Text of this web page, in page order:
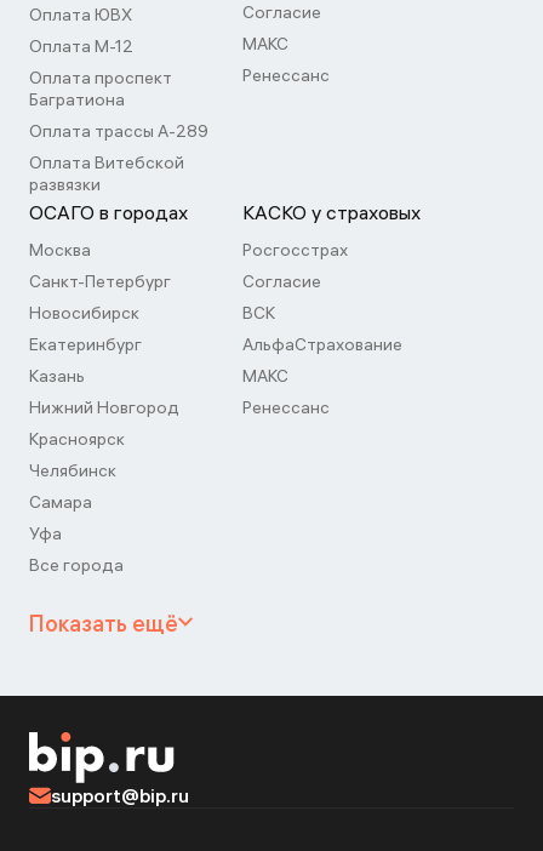
Оплата ЮВХ
Оплата М-12
Оплата проспект
Багратиона
Оплата трассы А-289
Оплата Витебской
развязки
Согласие
МАКС
Ренессанс
ОСАГО в городах
Москва
Санкт-Петербург
Новосибирск
Екатеринбург
Казань
Нижний Новгород
Красноярск
Челябинск
Самара
Уфа
Все города
КАСКО у страховых
Росгосстрах
Согласие
ВСК
АльфаСтрахование
МАКС
Ренессанс
Показать ещё
support@bip.ru